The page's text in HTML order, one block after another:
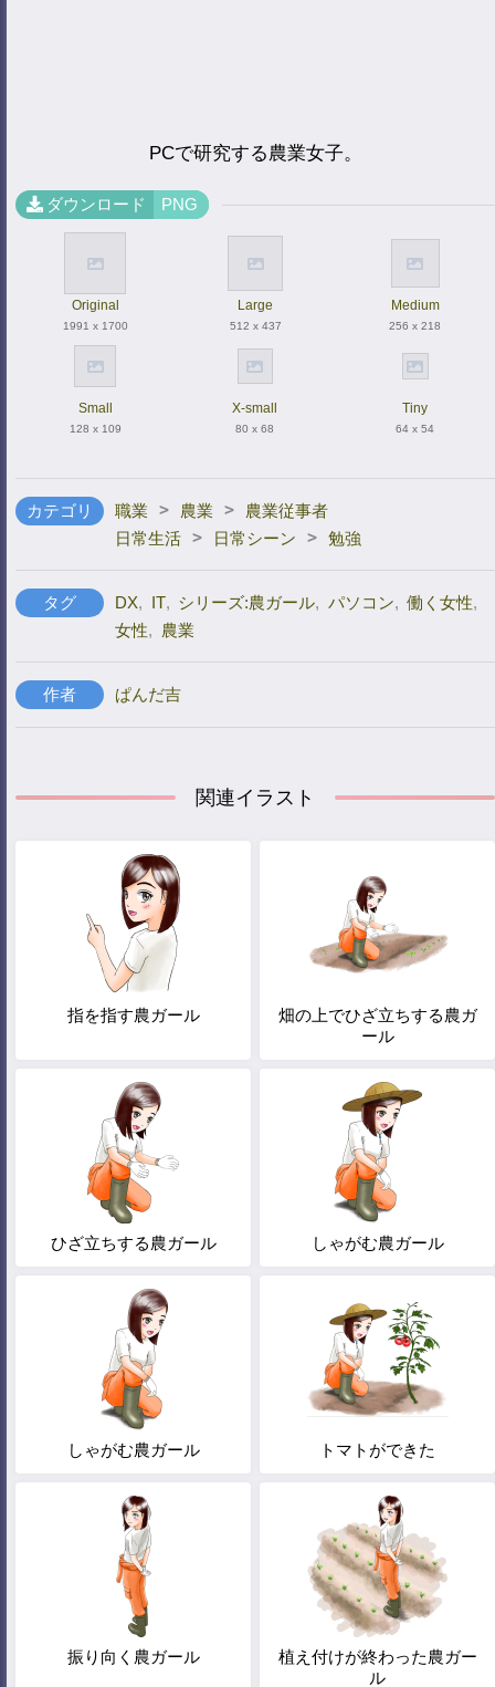
PCで研究する農業女子。
ダウンロード PNG
Original
1991 x 1700
Large
512 x 437
Medium
256 x 218
Small
128 x 109
X-small
80 x 68
Tiny
64 x 54
カテゴリ 職業 > 農業 >
農業従事者
日常生活 > 日常シーン > 勉強
タグ DX, IT, シリーズ:農ガール, パソコン, 働く女性,
女性, 農業
作者 ぱんだ吉
関連イラスト
指を指す農ガール
畑の上でひざ立ちする農ガ
ール
ひざ立ちする農ガール しゃがむ農ガール
しゃがむ農ガール トマトができた
振り向く農ガール
植え付けが終わった農ガー
ル